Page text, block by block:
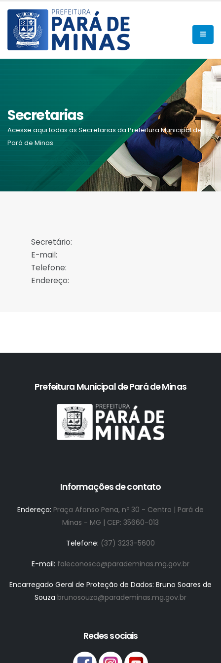
Secretarias
Acesse aqui todas as Secretarias da Prefeitura Municipal de
Pará de Minas
Secretário:
E-mail:
Telefone:
Endereço:
Prefeitura Municipal de Pará de Minas
Informações de contato
Endereço: Praça Afonso Pena, nº 30 - Centro | Pará de
Minas - MG | CEP: 35660-013
Telefone: (37) 3233-5600
E-mail: faleconosco@parademinas.mg.gov.br
Encarregado Geral de Proteção de Dados: Bruno Soares de
Souza brunosouza@parademinas.mg.gov.br
Redes sociais